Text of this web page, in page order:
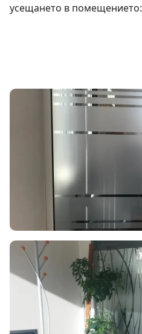
усещането в помещението: